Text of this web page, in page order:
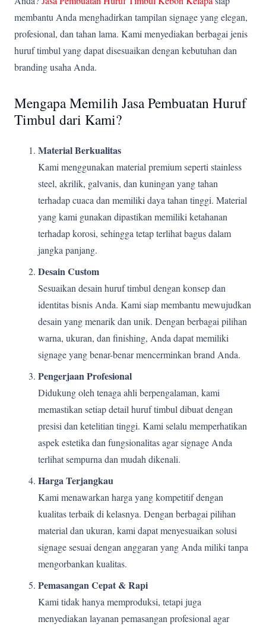
membantu Anda menghadirkan tampilan signage yang elegan,
profesional, dan tahan lama. Kami menyediakan berbagai jenis
huruf timbul yang dapat disesuaikan dengan kebutuhan dan
branding usaha Anda.
Mengapa Memilih Jasa Pembuatan Huruf
Timbul dari Kami?
Material Berkualitas
Kami menggunakan material premium seperti stainless
steel, akrilik, galvanis, dan kuningan yang tahan
terhadap cuaca dan memiliki daya tahan tinggi. Material
yang kami gunakan dipastikan memiliki ketahanan
terhadap korosi, sehingga tetap terlihat bagus dalam
jangka panjang.
Desain Custom
Sesuaikan desain huruf timbul dengan konsep dan
identitas bisnis Anda. Kami siap membantu mewujudkan
desain yang menarik dan unik. Dengan berbagai pilihan
warna, ukuran, dan finishing, Anda dapat memiliki
signage yang benar-benar mencerminkan brand Anda.
Pengerjaan Profesional
Didukung oleh tenaga ahli berpengalaman, kami
memastikan setiap detail huruf timbul dibuat dengan
presisi dan ketelitian tinggi. Kami selalu memperhatikan
aspek estetika dan fungsionalitas agar signage Anda
terlihat sempurna dan mudah dikenali.
Harga Terjangkau
Kami menawarkan harga yang kompetitif dengan
kualitas terbaik di kelasnya. Dengan berbagai pilihan
material dan ukuran, kami dapat menyesuaikan solusi
signage sesuai dengan anggaran yang Anda miliki tanpa
mengorbankan kualitas.
Pemasangan Cepat & Rapi
Kami tidak hanya memproduksi, tetapi juga
menyediakan layanan pemasangan profesional agar